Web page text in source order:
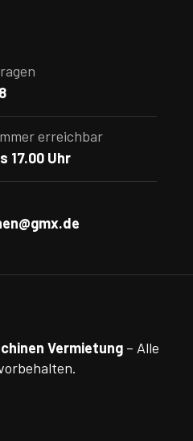
erreichbar
17.00 Uhr
Vermietung – Alle